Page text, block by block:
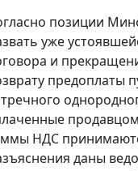
позиции
уже
и
предоплаты
НДС
даны